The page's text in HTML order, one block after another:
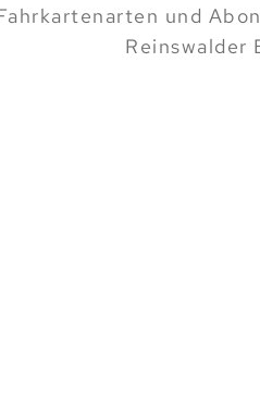
und
Reinswalder